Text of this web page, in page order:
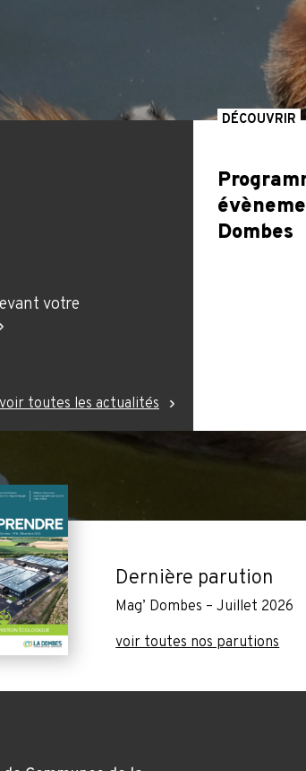
votre
voir toutes les actualités
DÉCOUVRIR
Dombes
Dernière parution
Mag’ Dombes – Juillet 2026
voir toutes nos parutions